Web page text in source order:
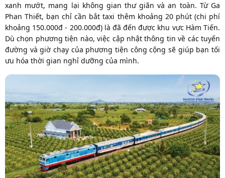
xanh mướt, mang lại không gian thư giãn và an toàn. Từ Ga
Phan Thiết, bạn chỉ cần bắt taxi thêm khoảng 20 phút (chi phí
khoảng 150.000đ - 200.000đ) là đã đến được khu vực Hàm Tiến.
Dù chọn phương tiện nào, việc cập nhật thông tin về các tuyến
đường và giờ chạy của phương tiện công cộng sẽ giúp bạn tối
ưu hóa thời gian nghỉ dưỡng của mình.